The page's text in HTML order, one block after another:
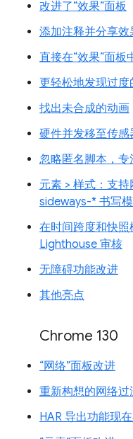
改进了“效果”面板
添加注释并分享效
直接在“效果”面板
更轻松地发现过度
找出未合成的动画
硬件并发移至传感
忽略匿名脚本，
元素 > 样式：支
sideways-* 书写
在时间跨度和快照
Lighthouse 审核
无障碍功能改进
其他亮点
Chrome 130
“网络”面板改进
重新构想的网络过
HAR 导出功能现